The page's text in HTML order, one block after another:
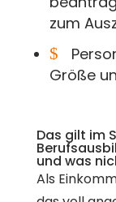
zum
$
Größe
Das gilt im
und was
Als